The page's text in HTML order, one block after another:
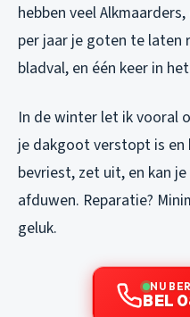
hebben veel
per jaar je goten te laten
bladval, en één keer in
In de winter let ik vooral
je dakgoot verstopt is
bevriest, zet uit, en kan
afduwen. Reparatie?
geluk.
NU
BEL